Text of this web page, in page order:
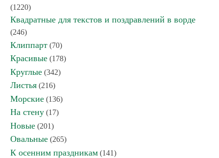
(1220)
Квадратные для текстов и поздравлений в ворде
(246)
Клиппарт (70)
Красивые (178)
Круглые (342)
Листья (216)
Морские (136)
На стену (17)
Новые (201)
Овальные (265)
К осенним праздникам (141)